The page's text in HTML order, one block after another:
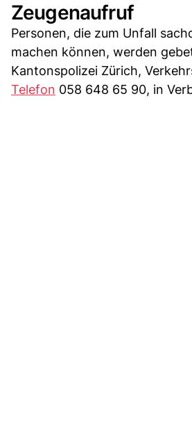
Zeugenaufruf
Personen, die zum Unfall
machen können, werden
Kantonspolizei Zürich,
Telefon 058 648 65 90, in